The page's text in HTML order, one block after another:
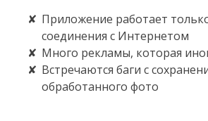
Приложение работает
соединения с Интернетом
Много рекламы, которая
Встречаются баги с
обработанного фото